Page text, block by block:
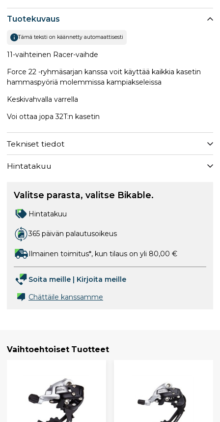
Tuotekuvaus
Tämä teksti on käännetty automaattisesti
1​1-vaihteinen Racer-vaihde
Force 22 -ryhmäsarjan kanssa voit käyttää kaikkia kasetin
hammaspyöriä molemmissa kampiakseleissa
Keskivahvalla varrella
Voi ottaa jopa 32T:n kasetin
Tekniset tiedot
Hintatakuu
Valitse parasta, valitse Bikable.
Hintatakuu
365 päivän palautusoikeus
Ilmainen toimitus*, kun tilaus on yli 80,00 €
Soita meille | Kirjoita meille
Chättäile kanssamme
Vaihtoehtoiset Tuotteet